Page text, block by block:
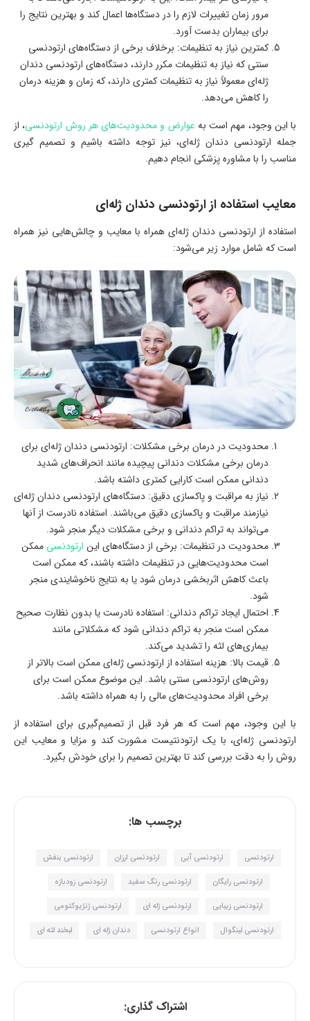
مرور زمان تغییرات لازم را در دستگاه‌ها اعمال کند و بهترین نتایج را
برای بیماران بدست آورد.
کمترین نیاز به تنظیمات: برخلاف برخی از دستگاه‌های ارتودنسی
سنتی که نیاز به تنظیمات مکرر دارند، دستگاه‌های ارتودنسی دندان
ژله‌ای معمولاً نیاز به تنظیمات کمتری دارند، که زمان و هزینه درمان
را کاهش می‌دهد.
با این وجود، مهم است به عوارض و محدودیت‌های هر روش ارتودنسی، از
جمله ارتودنسی دندان ژله‌ای، نیز توجه داشته باشیم و تصمیم گیری
مناسب را با مشاوره پزشکی انجام دهیم.
معایب استفاده از ارتودنسی دندان ژله‌ای
استفاده از ارتودنسی دندان ژله‌ای همراه با معایب و چالش‌هایی نیز همراه
است که شامل موارد زیر می‌شود:
محدودیت در درمان برخی مشکلات: ارتودنسی دندان ژله‌ای برای
درمان برخی مشکلات دندانی پیچیده‌ مانند انحراف‌های شدید
دندانی ممکن است کارایی کمتری داشته باشد.
نیاز به مراقبت و پاکسازی دقیق: دستگاه‌های ارتودنسی دندان ژله‌ای
نیازمند مراقبت و پاکسازی دقیق می‌باشند. استفاده نادرست از آنها
می‌تواند به تراکم دندانی و برخی مشکلات دیگر منجر شود.
محدودیت در تنظیمات: برخی از دستگاه‌های این ارتودنسی ممکن
است محدودیت‌هایی در تنظیمات داشته باشند، که ممکن است
باعث کاهش اثربخشی درمان شود یا به نتایج ناخوشایندی منجر
شود.
احتمال ایجاد تراکم دندانی: استفاده نادرست یا بدون نظارت صحیح
ممکن است منجر به تراکم دندانی شود که مشکلاتی مانند
بیماری‌های لثه را تشدید می‌کند.
قیمت بالا: هزینه استفاده از ارتودنسی ژله‌ای ممکن است بالاتر از
روش‌های ارتودنسی سنتی باشد. این موضوع ممکن است برای
برخی افراد محدودیت‌های مالی را به همراه داشته باشد.
با این وجود، مهم است که هر فرد قبل از تصمیم‌گیری برای استفاده از
ارتودنسی ژله‌ای، با یک ارتودنتیست مشورت کند و مزایا و معایب این
روش را به دقت بررسی کند تا بهترین تصمیم را برای خودش بگیرد.
برچسب ها:
ارتودنسی ارتودنسی آبی ارتودنسی ارزان ارتودنسی بنفش
ارتودنسی رایگان ارتودنسی رنگ سفید ارتودنسی زودبازه
ارتودنسی زیبایی ارتودنسی ژله ای ارتودنسی ژنژیوکتومی
ارتودنسی لینگوال انواع ارتودنسی دندان ژله ای لبخند لثه ای
اشتراک گذاری: